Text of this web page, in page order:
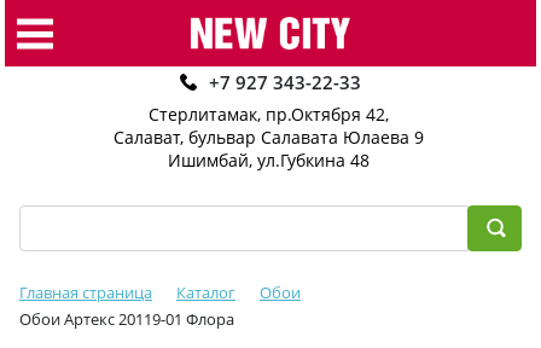
+7 927 343-22-33
Стерлитамак, пр.Октября 42,
Салават, бульвар Салавата Юлаева 9
Ишимбай, ул.Губкина 48
Главная страница Каталог
Обои
Обои Артекс 20119-01 Флора